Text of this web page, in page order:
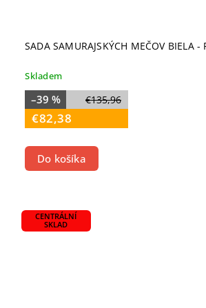
SADA SAMURAJSKÝCH MEČOV BIELA -
Skladem
€135,96
–39 %
€82,38
Do košíka
CENTRÁLNÍ
SKLAD